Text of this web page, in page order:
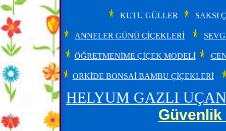
KUTU GÜLLER SAKSI
ANNELER GÜNÜ ÇİÇEKLERİ
ÖĞRETMENİME ÇİÇEK MODELİ
ORKİDE BONSAİ BAMBU ÇİÇEKLERİ
HELYUM GAZLI